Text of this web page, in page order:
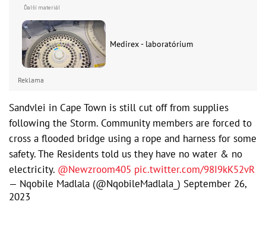
Medirex - laboratórium
Reklama
Sandvlei in Cape Town is still cut off from supplies
following the Storm. Community members are forced to
cross a flooded bridge using a rope and harness for some
safety. The Residents told us they have no water & no
electricity. @Newzroom405 pic.twitter.com/98I9kK52vR
— Nqobile Madlala (@NqobileMadlala_) September 26,
2023